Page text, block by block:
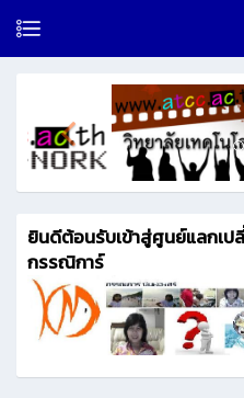
ยินดีต้
ยินดีต้อนรับเข้าสู่ศูนย์แลกเป
กรรณิการ์